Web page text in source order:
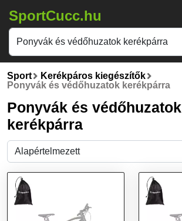
SportCucc.hu
Sport
Kerékpáros kiegészítők
Ponyvák és védőhuzatok kerékpárra
Ponyvák és védőhuzatok
kerékpárra